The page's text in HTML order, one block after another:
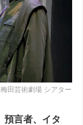
田芸術劇場 シアター
言者、イタ